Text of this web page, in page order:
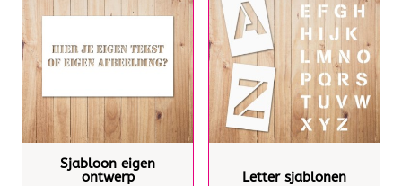
Sjabloon eigen
ontwerp
Letter sjablonen